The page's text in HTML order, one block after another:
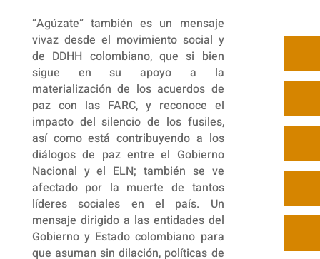
“Agúzate” también es un mensaje
vivaz desde el movimiento social y
de DDHH colombiano, que si bien
sigue en su apoyo a la
materialización de los acuerdos de
paz con las FARC, y reconoce el
impacto del silencio de los fusiles,
así como está contribuyendo a los
diálogos de paz entre el Gobierno
Nacional y el ELN; también se ve
afectado por la muerte de tantos
líderes sociales en el país. Un
mensaje dirigido a las entidades del
Gobierno y Estado colombiano para
que asuman sin dilación, políticas de